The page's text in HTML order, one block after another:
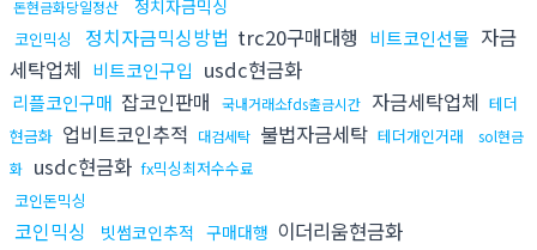
돈현금화당일정산 정치자금믹싱
코인믹싱 정치자금믹싱방법 trc20구매대행 비트코인선물 자금
세탁업체 비트코인구입 usdc현금화
리플코인구매 잡코인판매 국내거래소fds출금시간 자금세탁업체 테더
현금화 업비트코인추적 대검세탁 불법자금세탁 테더개인거래
sol현금
화 usdc현금화 fx믹싱최저수수료
코인돈믹싱
코인믹싱 빗썸코인추적 구매대행 이더리움현금화